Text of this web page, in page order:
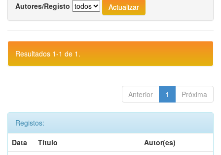
Autores/Registo
Resultados 1-1 de 1.
Anterior 1 Próxima
Registos:
Data
Título
Autor(es)